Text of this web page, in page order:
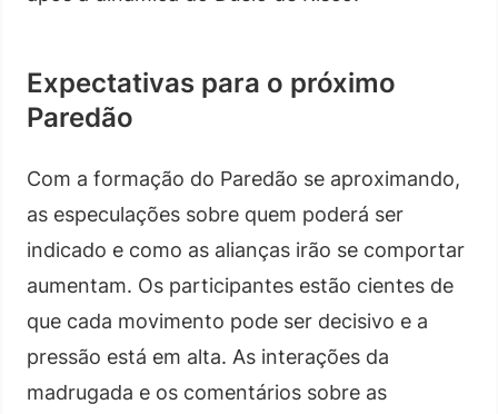
Expectativas para o próximo
Paredão
Com a formação do Paredão se aproximando,
as especulações sobre quem poderá ser
indicado e como as alianças irão se comportar
aumentam. Os participantes estão cientes de
que cada movimento pode ser decisivo e a
pressão está em alta. As interações da
madrugada e os comentários sobre as